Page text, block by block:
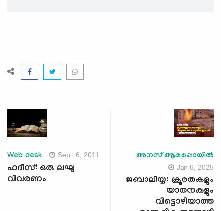
Web desk Sep 16, 2011
ഹദീസ്: ഒരു ലഘു
വിവരണം
അനസ് ആമപ്പൊയില്‍
Jan 6, 2025
ജബാലിയ്യ: ക്രൂരതകളും
യാതനകളും
വിട്ടൊഴിയാത്ത